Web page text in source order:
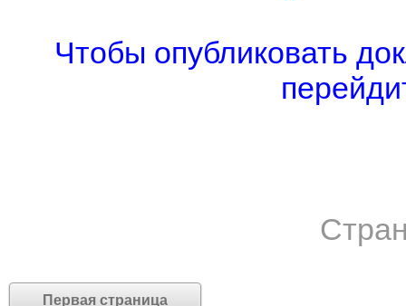
Чтобы опубликовать
Первая страница